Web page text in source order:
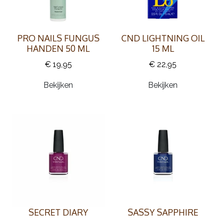
PRO NAILS FUNGUS
HANDEN 50 ML
€ 19,95
Bekijken
CND LIGHTNING OIL
15 ML
€ 22,95
Bekijken
SECRET DIARY SASSY SAPPHIRE